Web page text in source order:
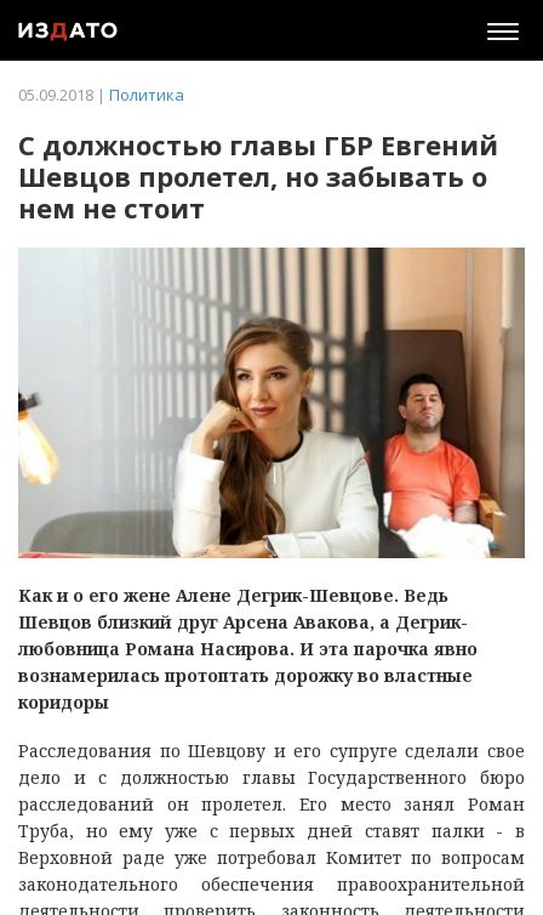
05.09.2018 | Политика
С должностью главы ГБР Евгений
Шевцов пролетел, но забывать о
нем не стоит
Как и о его жене Алене Дегрик-Шевцове. Ведь
Шевцов близкий друг Арсена Авакова, а Дегрик-
любовница Романа Насирова. И эта парочка явно
вознамерилась протоптать дорожку во властные
коридоры
Расследования по Шевцову и его супруге сделали свое
дело и с должностью главы Государственного бюро
расследований он пролетел. Его место занял Роман
Труба, но ему уже с первых дней ставят палки - в
Верховной раде уже потребовал Комитет по вопросам
законодательного обеспечения правоохранительной